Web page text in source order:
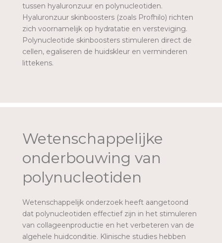
tussen hyaluronzuur en polynucleotiden.
Hyaluronzuur skinboosters (zoals Profhilo) richten
zich voornamelijk op hydratatie en versteviging.
Polynucleotide skinboosters stimuleren direct de
cellen, egaliseren de huidskleur en verminderen
littekens.
Wetenschappelijke
onderbouwing van
polynucleotiden
Wetenschappelijk onderzoek heeft aangetoond
dat polynucleotiden effectief zijn in het stimuleren
van collageenproductie en het verbeteren van de
algehele huidconditie. Klinische studies hebben